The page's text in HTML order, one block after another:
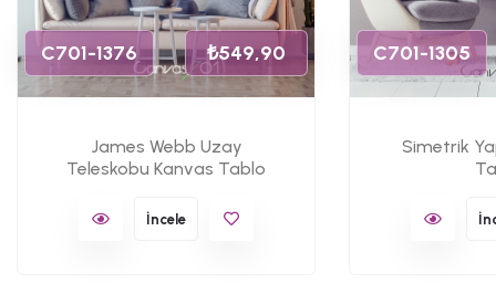
C701-1376 ₺549,90
James Webb Uzay
Teleskobu Kanvas Tablo
İncele
C701-1305
Simetrik